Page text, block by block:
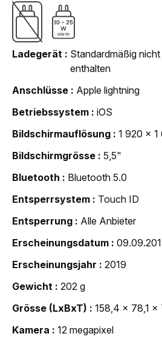
Ladegerät
Standardmäßig
enthalten
Anschlüsse
Apple lightning
Betriebssystem
iOS
Bildschirmauflösung
1 920 x 1
Bildschirmgrösse
5,5"
Bluetooth
Bluetooth 5.0
Entsperrsystem
Touch ID
Entsperrung
Alle Anbieter
Erscheinungsdatum
Erscheinungsjahr
2019
Gewicht
202 g
Grösse (LxBxT)
158,4 x 78,1 x
Kamera
12 megapixel